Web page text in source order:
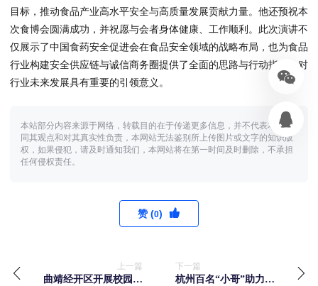
目标，推动食品产业高水平安全与高质量发展贡献力量。他还预祝本
次食博会圆满成功，并祝愿与会者身体健康、工作顺利。此次演讲不
仅展示了中国食药安全促进会在食品安全领域的战略布局，也为食品
行业构建安全供应链与诚信商务圈提供了全面的思路与行动指南，对
行业未来发展具有重要的引领意义。
本站部分内容来源于网络，转载目的在于传递更多信息，并不代表本网赞
同其观点和对其真实性负责，本网站无法鉴别所上传图片或文字的知识版
权，如果侵犯，请及时通知我们，本网站将在第一时间及时删除，不承担
任何侵权责任。
赞 (0)
上一篇
曲靖经开区开展校园周
下一篇
杭州百名“小哥”助力食